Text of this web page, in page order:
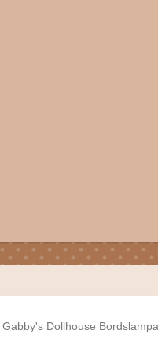
Gabby's Dollhouse Bordslampa